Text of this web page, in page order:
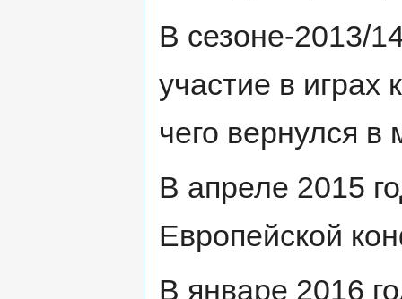
В сезоне-2013/
участие в играх
чего вернулся
В апреле 2015
Европейской
В январе 2016